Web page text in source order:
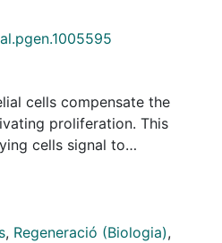
cells compensate the
proliferation. This
cells signal to
homeostasis. Although
mechanism as they
to protect
, Regeneració (Biologia),